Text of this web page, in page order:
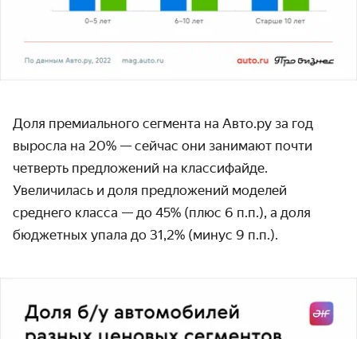
Доля премиального сегмента на Авто.ру за год
выросла на 20% — сейчас они занимают почти
четверть предложений на классифайде.
Увеличилась и доля предложений моделей
среднего класса — до 45% (плюс 6 п.п.), а доля
бюджетных упала до 31,2% (минус 9 п.п.).